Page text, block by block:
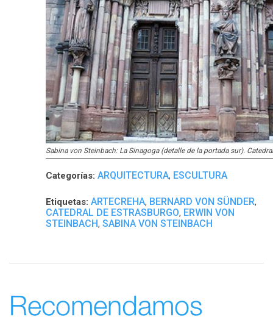
Sabina von Steinbach: La Sinagoga (detalle de la portada sur).
Categorías: ARQUITECTURA, ESCULTURA
Etiquetas: ARTECREHA, BERNARD VON SÜNDER,
CATEDRAL DE ESTRASBURGO, ERWIN VON
STEINBACH, SABINA VON STEINBACH
Recomendamos